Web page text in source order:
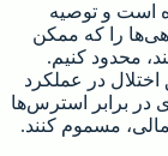
است و توصیه
را که ممکن
محدود کنیم.
اختلال در عملکرد
در برابر استرس‌ها
مسموم کنند.